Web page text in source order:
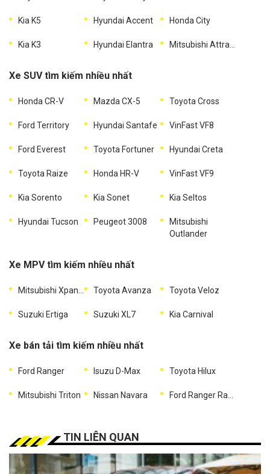
Kia K5 Hyundai Accent Honda City
Kia K3 Hyundai Elantra
Xe SUV tìm kiếm nhiều nhất
Honda CR-V Mazda CX-5 Toyota Cross
Ford Territory Hyundai Santafe VinFast VF8
Ford Everest Toyota Fortuner Hyundai Creta
Toyota Raize Honda HR-V VinFast VF9
Kia Sorento Kia Sonet Kia Seltos
Hyundai Tucson Peugeot 3008
Mitsubishi
Outlander
Xe MPV tìm kiếm nhiều nhất
Toyota Avanza Toyota Veloz
Suzuki Ertiga Suzuki XL7 Kia Carnival
Xe bán tải tìm kiếm nhiều nhất
Ford Ranger Isuzu D-Max Toyota Hilux
Mitsubishi Triton Nissan Navara
TIN LIÊN QUAN